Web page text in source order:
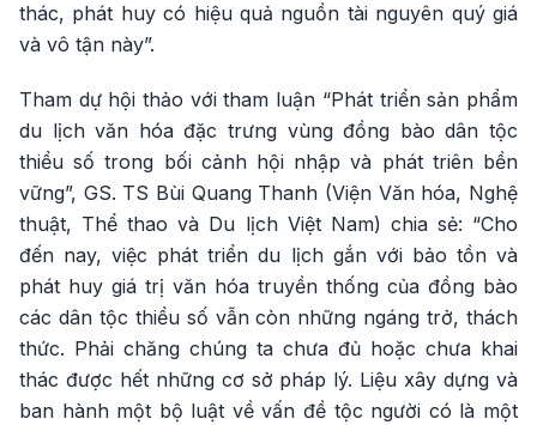
thác, phát huy có hiệu quả nguồn tài nguyên quý giá
và vô tận này”.
Tham dự hội thảo với tham luận “Phát triển sản phẩm
du lịch văn hóa đặc trưng vùng đồng bào dân tộc
thiểu số trong bối cảnh hội nhập và phát triên bền
vững”, GS. TS Bùi Quang Thanh (Viện Văn hóa, Nghệ
thuật, Thể thao và Du lịch Việt Nam) chia sẻ: “Cho
đến nay, việc phát triển du lịch gắn với bảo tồn và
phát huy giá trị văn hóa truyền thống của đồng bào
các dân tộc thiểu số vẫn còn những ngáng trở, thách
thức. Phải chăng chúng ta chưa đủ hoặc chưa khai
thác được hết những cơ sở pháp lý. Liệu xây dựng và
ban hành một bộ luật về vấn đề tộc người có là một